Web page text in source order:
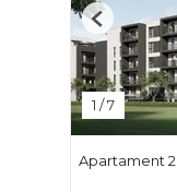
1 /7
Previous
Apartament